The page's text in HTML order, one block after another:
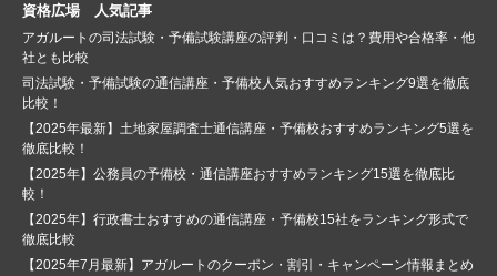
資格広場 人気記事
アガルートの司法試験・予備試験講座の評判・口コミは？費用や合格率・他
社とも比較
司法試験・予備試験の通信講座・予備校人気おすすめランキング9選を徹底
比較！
【2025年最新】土地家屋調査士通信講座・予備校おすすめランキング5選を
徹底比較！
【2025年】公務員の予備校・通信講座おすすめランキング15選を徹底比
較！
【2025年】行政書士おすすめの通信講座・予備校15社をランキング形式で
徹底比較
【2025年7月最新】アガルートのクーポン・割引・キャンペーン情報まとめ